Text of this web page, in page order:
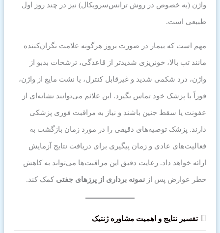
واژن (به خصوص در روش ترانس‌سرویکال) نیز در چند روز اول
طبیعی است.
مهم است که بیمار در صورت بروز هرگونه علامت نگران‌کننده
مانند تب بالا، خونریزی شدیدتر از قاعدگی، ترشحات بدبو از
واژن، درد شکمی شدید و غیرقابل کنترل، یا نشت مایع از واژن،
فوراً با پزشک خود تماس بگیرد. این علائم می‌توانند نشانه‌ای از
عفونت یا سقط جنین باشند و نیاز به مراقبت فوری پزشکی
دارند. پزشک توصیه‌های دقیقی را در مورد زمان بازگشت به
فعالیت‌های عادی و زمان پیگیری برای دریافت نتایج آزمایش
ارائه خواهد داد. رعایت دقیق این مراقبت‌ها می‌تواند به کاهش
خطر عوارض پس ازنمونه برداری از پرزهای جفتی کمک کند.
تفسیر نتایج و اهمیت مشاوره ژنتیک